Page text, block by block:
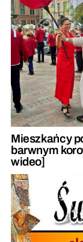
Mieszkańcy
barwnym
wideo]